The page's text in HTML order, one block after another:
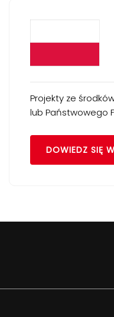
Projekty ze
lub Państwowego
DOWIEDZ SIĘ